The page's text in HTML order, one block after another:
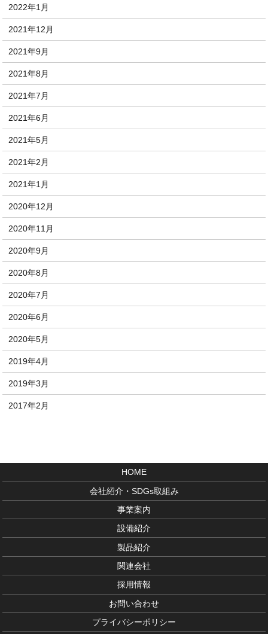
2022年1月
2021年12月
2021年9月
2021年8月
2021年7月
2021年6月
2021年5月
2021年2月
2021年1月
2020年12月
2020年11月
2020年9月
2020年8月
2020年7月
2020年6月
2020年5月
2019年4月
2019年3月
2017年2月
HOME
会社紹介・SDGs取組み
事業案内
設備紹介
製品紹介
関連会社
採用情報
お問い合わせ
プライバシーポリシー